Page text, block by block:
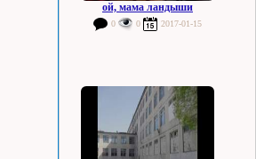
ой, мама ландыши
0 0 2017-01-15